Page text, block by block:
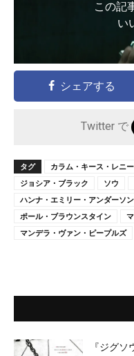
この記
い
シェアする
Twitter で
タグ カラム・キース・レニー
ジョシア・ブラック
ソウ
ハンナ・エミリー・アンダーソン
ポール・ブラウンスタイン
マンデラ・ヴァン・ピープルズ
『ジグ